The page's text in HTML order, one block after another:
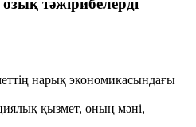
тәжірибелерді
нарық экономикасындағы
қызмет, оның мәні,